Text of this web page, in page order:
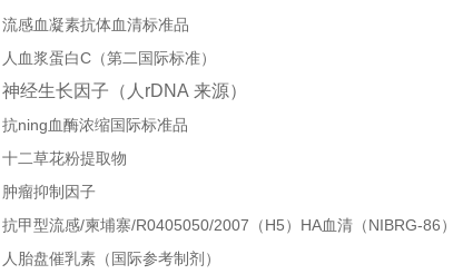
流感血凝素抗体血清标准品
人血浆蛋白C（第二国际标准）
神经生长因子（人 rDNA 来源）
抗ning血酶浓缩国际标准品
十二草花粉提取物
肿瘤抑制因子
抗甲型流感/柬埔寨/R0405050/2007（H5）HA血清（NIBRG-86）
人胎盘催乳素（国际参考制剂）